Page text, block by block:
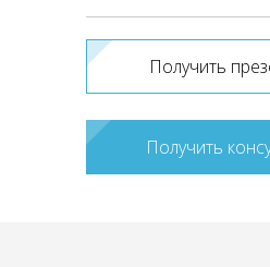
Получить
Получить